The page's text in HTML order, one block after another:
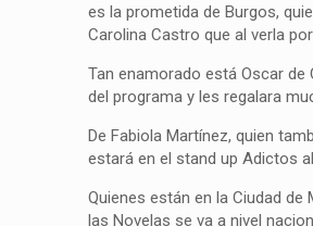
es la prometida de Burgos,
Carolina Castro que al verla
Tan enamorado está Oscar
del programa y les regalara
De Fabiola Martínez, quien
estará en el stand up Adictos
Quienes están en la Ciudad
las Novelas se va a nivel